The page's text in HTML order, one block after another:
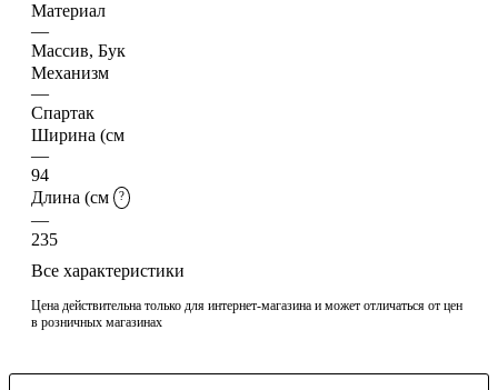
Материал
—
Массив, Бук
Механизм
—
Спартак
Ширина (см
—
94
Длина (см
?
—
235
Все характеристики
Цена действительна только для интернет-магазина и может отличаться от цен
в розничных магазинах